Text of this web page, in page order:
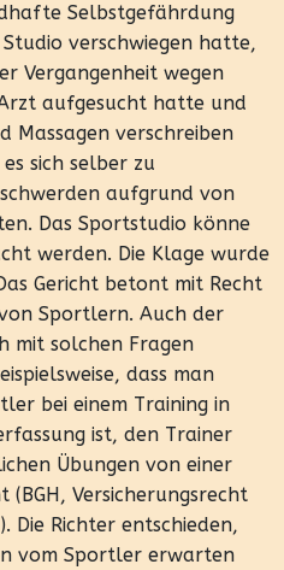
Selbstgefährdung
verschwiegen hatte,
Vergangenheit wegen
aufgesucht hatte und
Massagen verschreiben
sich selber zu
aufgrund von
Das Sportstudio könne
werden. Die Klage wurde
Gericht betont mit Recht
Sportlern. Auch der
mit solchen Fragen
dass man
bei einem Training in
ist, den Trainer
Übungen von einer
(BGH, Versicherungsrecht
Die Richter entschieden,
vom Sportler erwarten